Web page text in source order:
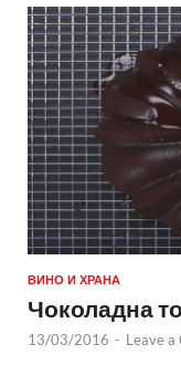
ВИНО И ХРАНА
Чоколадна
13/03/2016 - Leave a